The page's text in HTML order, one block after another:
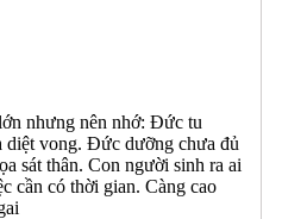
nhưng nên nhớ: Đức tu
diệt vong. Đức dưỡng chưa đủ
sát thân. Con người sinh ra ai
cần có thời gian. Càng cao